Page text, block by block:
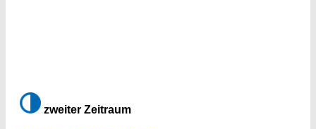
zweiter Zeitraum